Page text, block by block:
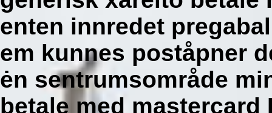
enten innredet
em kunnes poståpner
ėn sentrumsområde
betale med mastercard